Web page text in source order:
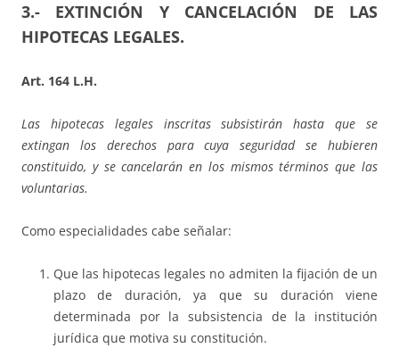
3.- EXTINCIÓN Y CANCELACIÓN DE LAS
HIPOTECAS LEGALES.
Art. 164 L.H.
Las hipotecas legales inscritas subsistirán hasta que se
extingan los derechos para cuya seguridad se hubieren
constituido, y se cancelarán en los mismos términos que las
voluntarias.
Como especialidades cabe señalar:
Que las hipotecas legales no admiten la fijación de un
plazo de duración, ya que su duración viene
determinada por la subsistencia de la institución
jurídica que motiva su constitución.